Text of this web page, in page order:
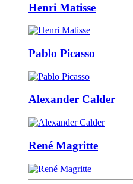
Henri Matisse
Pablo Picasso
Alexander Calder
René Magritte